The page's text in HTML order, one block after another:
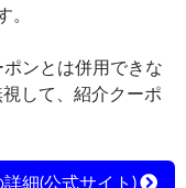
。
ンとは併用できな
して、紹介クーポ
細(公式サイト)